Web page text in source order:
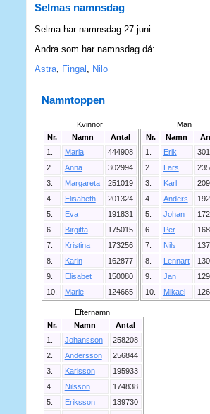
Selmas namnsdag
Selma har namnsdag 27 juni
Andra som har namnsdag då:
Astra, Fingal Nilo
Namntoppen
Kvinnor
Nr.
Namn
Antal
1.
Maria
444908
2.
Anna
302994
3.
Margareta
251019
4.
Elisabeth
201324
5.
Eva
191831
6.
Birgitta
175015
7.
Kristina
173256
8.
Karin
162877
9.
Elisabet
150080
10.
Marie 124665
Män
Nr.
Namn
1.
Erik
2.
Lars
3.
Karl
4.
Anders
5.
Johan
6.
Per
7.
Nils
8.
Lennart
9.
Jan
10.
Mikael
Efternamn
Nr.
Namn
Antal
1.
Johansson
258208
2.
Andersson
256844
3.
Karlsson
195933
4.
Nilsson
174838
5.
Eriksson
139730